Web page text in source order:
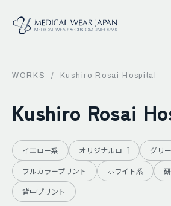
WORKS / Kushiro Rosai Hospital
Kushiro Rosai
イエロー系 オリジナルロゴ
グリ
フルカラープリント
ホワイト系
背中プリント